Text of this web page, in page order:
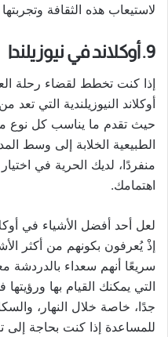
لاستيعاب هذه الثقافة
9. أوكلاند في نيوزيلندا
إذا كنت تخطط لقضاء رحلة
أوكلاند النيوزيلندية التي
حيث تقدم ما يناسب كل نوع
الطبيعية الخلابة إلى وسط
منفردًا، لديك الحرية في
اهتمامك.
لعل أحد أفضل الأشياء في
إذْ يُعرفون بكونهم من أكثر
سريعًا أنهم سعداء بالدردشة
التي يمكنك القيام بها ورؤيتها
جدًا، خاصة خلال النهار،
للمساعدة إذا كنت بحاجة إلى